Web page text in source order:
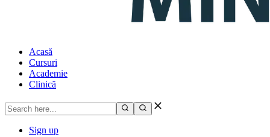
Acasă
Cursuri
Academie
Clinică
Sign up